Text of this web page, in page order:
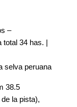
–
34 has. |
selva peruana
38.5
la pista),